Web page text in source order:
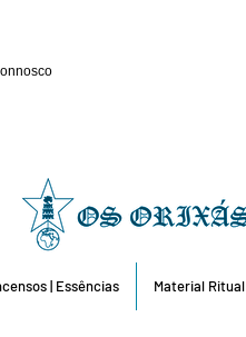
| Essências Material Ritual